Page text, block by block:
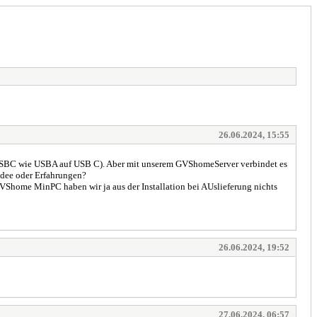
26.06.2024, 15:55
wie USBA auf USB C). Aber mit unserem GVShomeServer verbindet es
oder Erfahrungen?
MinPC haben wir ja aus der Installation bei AUslieferung nichts
26.06.2024, 19:52
27.06.2024, 06:57